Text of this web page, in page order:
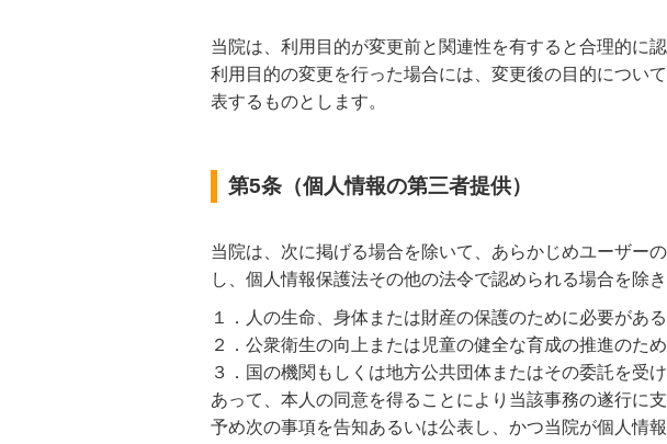
当院は、利用目的が変更前と関連性を有すると合理的に
利用目的の変更を行った場合には、変更後の目的につい
表するものとします。
第5条（個人情報の第三者提供）
当院は、次に掲げる場合を除いて、あらかじめユーザー
し、個人情報保護法その他の法令で認められる場合を除き
１．人の生命、身体または財産の保護のために必要があ
２．公衆衛生の向上または児童の健全な育成の推進のた
３．国の機関もしくは地方公共団体またはその委託を受
あって、本人の同意を得ることにより当該事務の遂行に
予め次の事項を告知あるいは公表し、かつ当院が個人情